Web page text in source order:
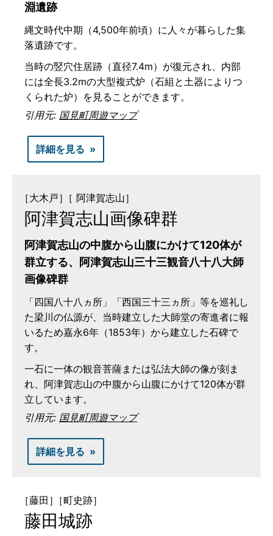
淵遺跡
縄文時代中期（4,500年前頃）に人々が暮らした集
落遺跡です。
当時の竪穴住居跡（直径7.4m）が復元され、内部
には全長3.2mの大型複式炉（石組と土器によりつ
くられた炉）を見ることができます。
引用元: 国見町周遊マップ
詳細を見る
［大木戸］ ［ 阿津賀志山］
阿津賀志山画像碑群
阿津賀志山の中腹から山腹にかけて120体が
群立する、阿津賀志山三十三観音八十八大師
画像碑群
「四国八十八ヵ所」「西国三十三ヵ所」等を巡礼し
た梁川の仏源が、当時建立した大師堂の寄進者に報
いるため嘉永6年（1853年）から建立した石碑で
す。
一石に一体の観音菩薩または弘法大師の像が刻ま
れ、阿津賀志山の中腹から山腹にかけて120体が群
立しています。
引用元: 国見町周遊マップ
詳細を見る
［藤田］ ［町史跡］
藤田城跡